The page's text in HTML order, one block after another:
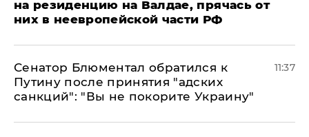
на резиденцию на Валдае, прячась от
них в неевропейской части РФ
Сенатор Блюментал обратился к
Путину после принятия "адских
санкций": "Вы не покорите Украину"
11:37